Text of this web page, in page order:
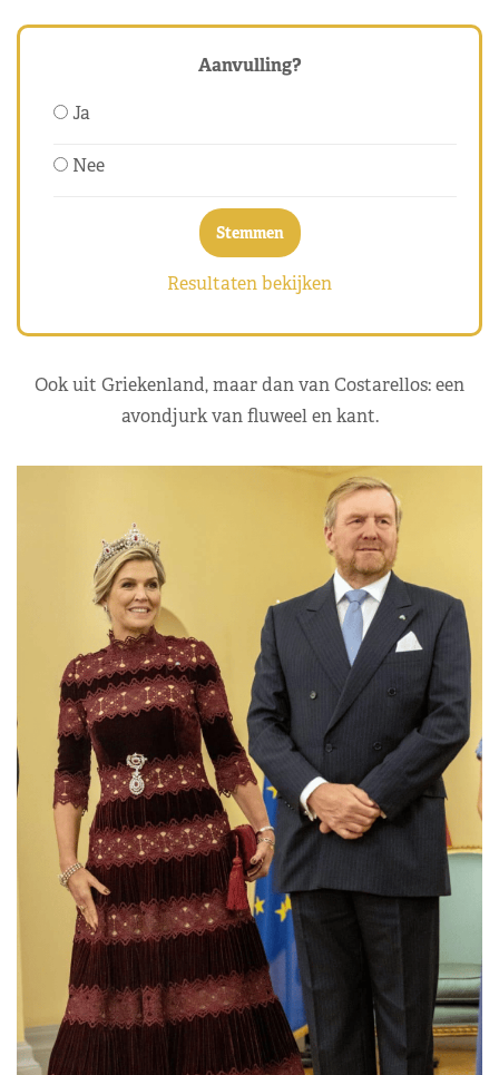
Aanvulling?
Ja
Nee
Resultaten bekijken
Ook uit Griekenland, maar dan van Costarellos: een
avondjurk van fluweel en kant.